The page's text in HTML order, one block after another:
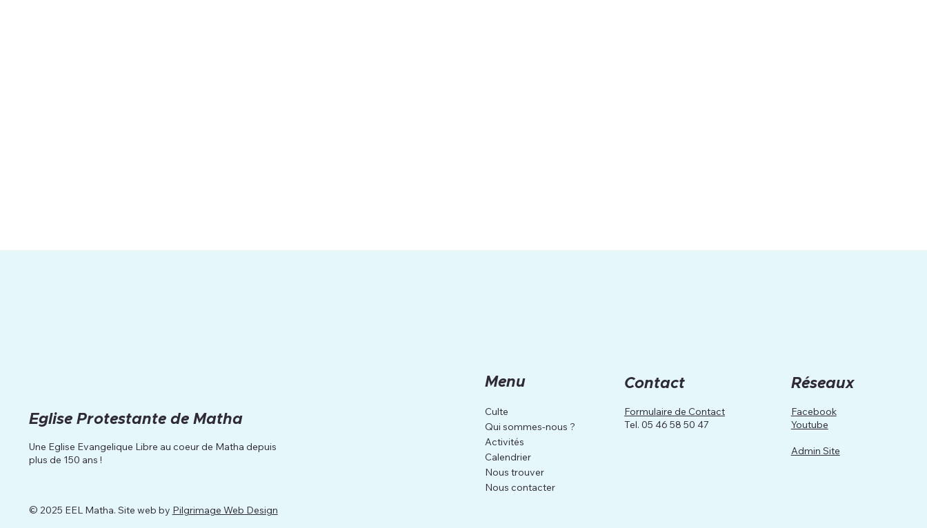
Eglise Protestante de Matha
Une Eglise Evangelique Libre au coeur de Matha depuis
plus de 150 ans !
Menu
Culte
Qui sommes-nous ?
Activités
Calendrier
Nous trouver
Nous contacter
Contact
Formulaire de Contact
Tel. 05 46 58 50 47
Réseaux
Facebook
Youtube
Admin Site
© 2025 EEL Matha. Site web by Pilgrimage Web Design